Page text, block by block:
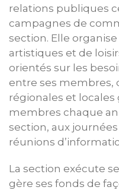
relations publiques
campagnes de
section. Elle
artistiques et de
orientés sur les
entre ses membres,
régionales et locales
membres chaque
section, aux
réunions
La section exécute
gère ses fonds de